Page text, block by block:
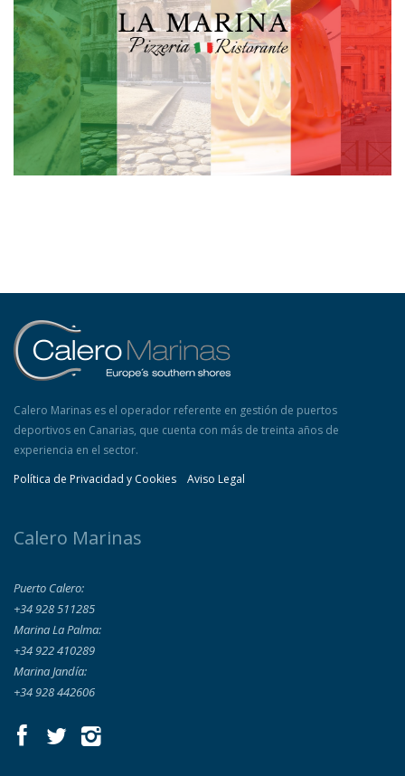
Calero Marinas es el operador referente en gestión de puertos
deportivos en Canarias, que cuenta con más de treinta años de
experiencia en el sector.
Política de Privacidad y Cookies
Aviso Legal
Calero Marinas
Puerto Calero:
+34 928 511285
Marina La Palma:
+34 922 410289
Marina Jandía:
+34 928 442606